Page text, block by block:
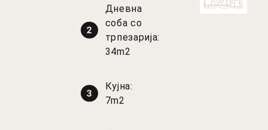
Дневна
соба со
трпезарија:
34m2
Кујна:
7m2